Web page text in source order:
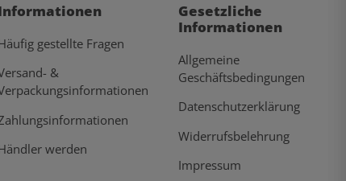
gestellte Fragen
&
werden
Gesetzliche
Informationen
Allgemeine
Geschäftsbedingungen
Datenschutzerklärung
Widerrufsbelehrung
Impressum